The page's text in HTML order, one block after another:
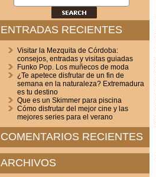
ENTRADAS RECIENTES
Visitar la Mezquita de Córdoba:
consejos, entradas y visitas guiadas
Funko Pop. Los muñecos de moda
¿Te apetece disfrutar de un fin de
semana en la naturaleza? Extremadura
es tu destino
Que es un Skimmer para piscina
Cómo disfrutar del mejor cine y las
mejores series para el verano
COMENTARIOS RECIENTES
ARCHIVOS